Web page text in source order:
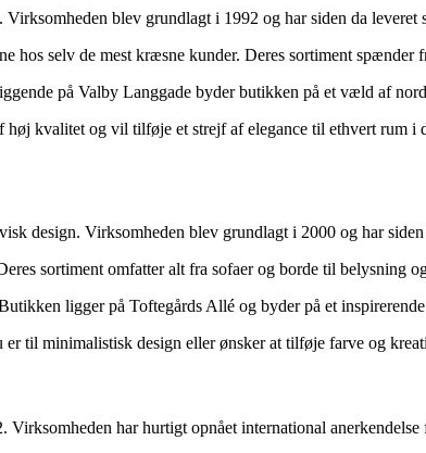
blev grundlagt i 1992 og har siden da
hos selv de mest kræsne kunder. Deres sortiment
på Valby Langgade byder butikken på et væld af
høj kvalitet og vil tilføje et strejf af elegance til ethvert rum
design. Virksomheden blev grundlagt i 2000 og har
sortiment omfatter alt fra sofaer og borde til belysning
ligger på Toftegårds Allé og byder på et
til minimalistisk design eller ønsker at tilføje farve og
har hurtigt opnået international anerkendelse